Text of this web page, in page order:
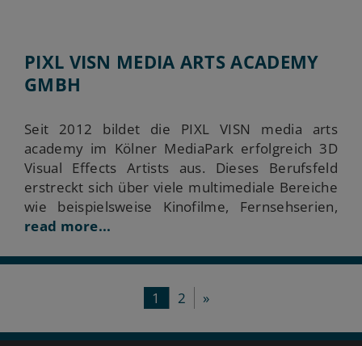
PIXL VISN MEDIA ARTS ACADEMY
GMBH
Seit 2012 bildet die PIXL VISN media arts
academy im Kölner MediaPark erfolgreich 3D
Visual Effects Artists aus. Dieses Berufsfeld
erstreckt sich über viele multimediale Bereiche
wie beispielsweise Kinofilme, Fernsehserien,
read more...
1 2 »